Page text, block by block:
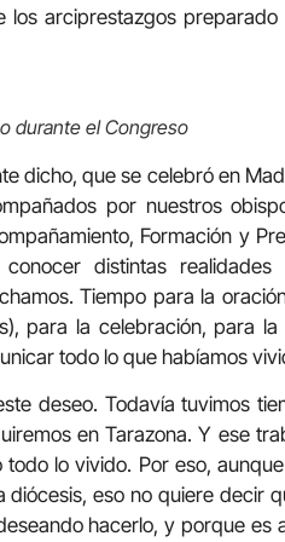
arciprestazgos
durante el Congreso
dicho, que se celebró en
por nuestros
Formación y
distintas realidades
Tiempo para la
para la celebración, para
todo lo que habíamos
deseo. Todavía tuvimos
en Tarazona. Y ese
lo vivido. Por eso,
eso no quiere decir
hacerlo, y porque es